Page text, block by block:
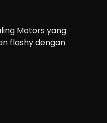
Motors yang
flashy dengan